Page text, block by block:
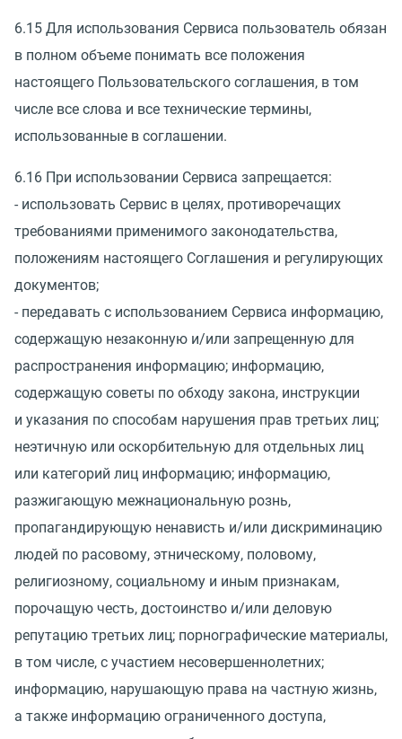
6.15 Для использования Сервиса пользователь обязан
в полном объеме понимать все положения
настоящего Пользовательского соглашения, в том
числе все слова и все технические термины,
использованные в соглашении.
6.16 При использовании Сервиса запрещается:
- использовать Сервис в целях, противоречащих
требованиями применимого законодательства,
положениям настоящего Соглашения и регулирующих
документов;
- передавать с использованием Сервиса информацию,
содержащую незаконную и/или запрещенную для
распространения информацию; информацию,
содержащую советы по обходу закона, инструкции
и указания по способам нарушения прав третьих лиц;
неэтичную или оскорбительную для отдельных лиц
или категорий лиц информацию; информацию,
разжигающую межнациональную рознь,
пропагандирующую ненависть и/или дискриминацию
людей по расовому, этническому, половому,
религиозному, социальному и иным признакам,
порочащую честь, достоинство и/или деловую
репутацию третьих лиц; порнографические материалы,
в том числе, с участием несовершеннолетних;
информацию, нарушающую права на частную жизнь,
а также информацию ограниченного доступа,